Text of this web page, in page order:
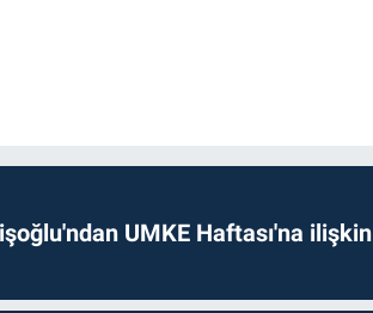
UMKE Haftası'na ilişkin